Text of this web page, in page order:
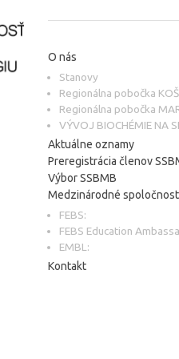
O nás
Stanovy
Regionálna pobočka
Regionálna pobočka
VÝVOJ BIOCHÉMIE NA
Aktuálne oznamy
Preregistrácia členov
Výbor SSBMB
Medzinárodné
FEBS:
FEBS Education
EMBL:
Kontakt